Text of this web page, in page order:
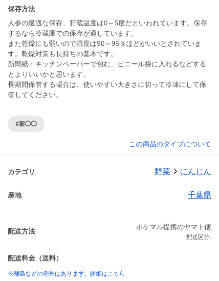
保存方法
人参の最適な保存、貯蔵温度は0～5度だといわれています。保存
するなら冷蔵庫での保存が適しています。
また乾燥にも弱いので湿度は90～95％ほどがいいとされていま
す。乾燥対策も長持ちの基本です。
新聞紙・キッチンペーパーで包む、ビニール袋に入れるなどする
とよりいいかと思います。
長期間保管する場合は、使いやすい大きさに切って冷凍にして保
管してください。
#新◯◯
この商品のタイプについて
カテゴリ 野菜 にんじん
産地 千葉県
配送方法
ポケマル提携のヤマト便
配送区分:
配送料金（送料）
※離島などの例外はあります。詳細はこちら